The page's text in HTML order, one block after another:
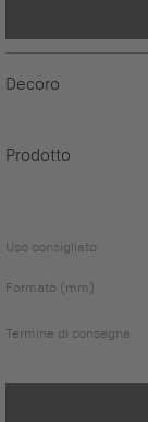
Decoro
Prodotto
Uso consigliato
Formato (mm)
Termine di consegna